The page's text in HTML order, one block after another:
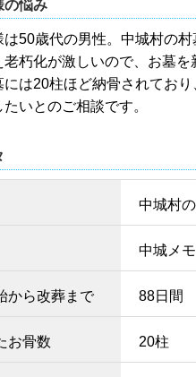
の悩み
は50歳代の男性。中城村の
朽化が激しいので、お墓を
には20柱ほど納骨されてお
いとのご相談です。
中城村
中城メ
から改葬まで 88日間
お骨数 20柱